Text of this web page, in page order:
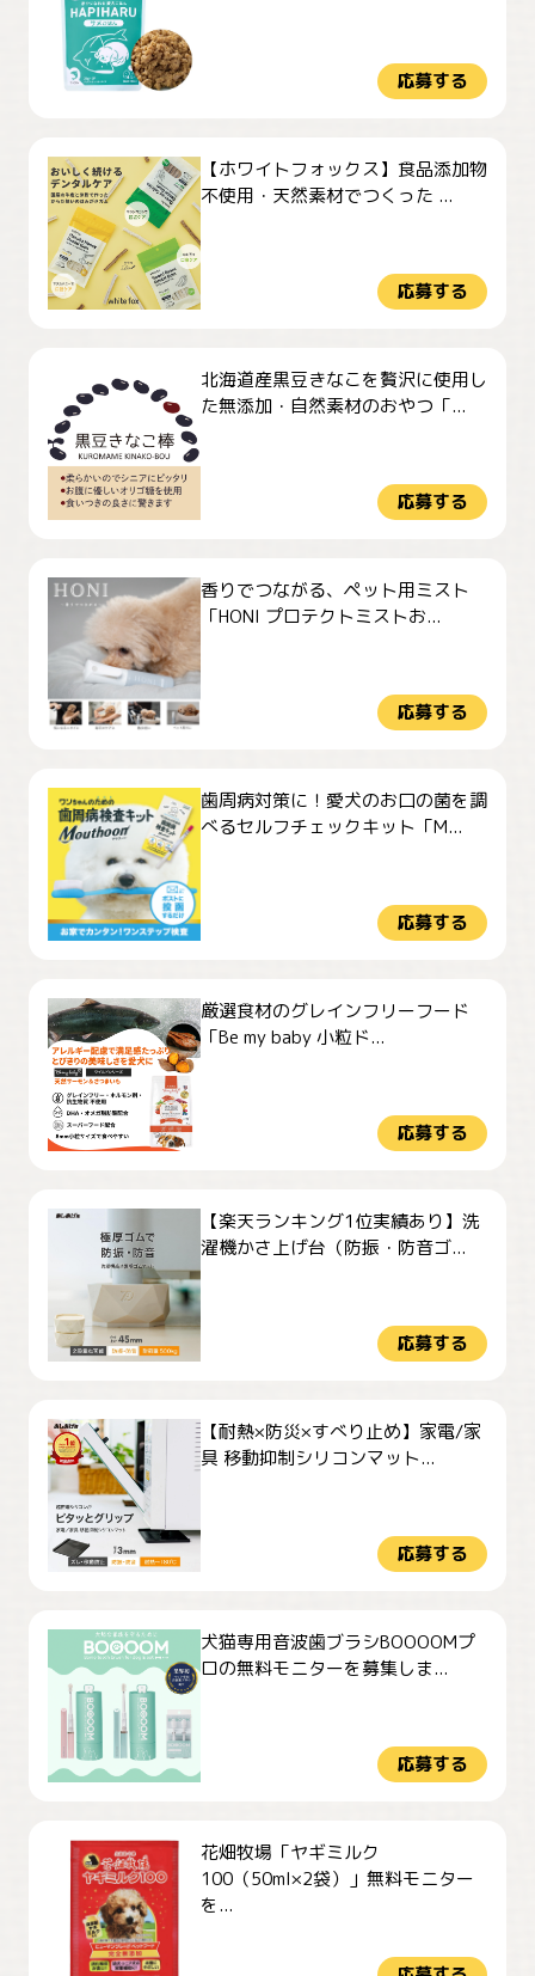
応募する
【ホワイトフォックス】食品添加物
不使用・天然素材でつくった ...
応募する
北海道産黒豆きなこを贅沢に使用し
た無添加・自然素材のおやつ「...
応募する
香りでつながる、ペット用ミスト
「HONI プロテクトミストお...
応募する
歯周病対策に！愛犬のお口の菌を調
べるセルフチェックキット「M...
応募する
厳選食材のグレインフリーフード
「Be my baby 小粒ド...
応募する
【楽天ランキング1位実績あり】洗
濯機かさ上げ台（防振・防音ゴ...
応募する
【耐熱×防災×すべり止め】家電/家
具 移動抑制シリコンマット...
応募する
犬猫専用音波歯ブラシBOOOOMプ
ロの無料モニターを募集しま...
応募する
花畑牧場「ヤギミルク
100（50ml×2袋）」無料モニター
を...